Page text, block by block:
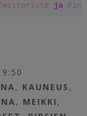
ja
, KAUNEUS ,
, MEIKKI ,